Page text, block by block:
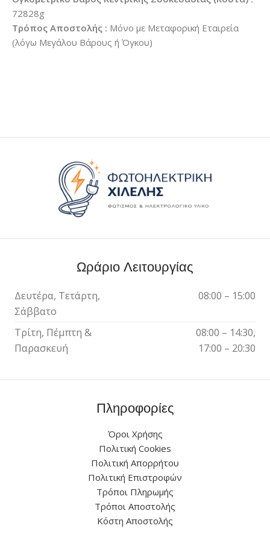
72828g
Τρόπος Αποστολής : Μόνο με Μεταφορική Εταιρεία
(λόγω Μεγάλου Βάρους ή Όγκου)
Ωράριο Λειτουργίας
Δευτέρα, Τετάρτη,
Σάββατο
08:00 – 15:00
Τρίτη, Πέμπτη &
Παρασκευή
08:00 – 14:30,
17:00 – 20:30
Πληροφορίες
Όροι Χρήσης
Πολιτική Cookies
Πολιτική Απορρήτου
Πολιτική Επιστροφών
Τρόποι Πληρωμής
Τρόποι Αποστολής
Κόστη Αποστολής